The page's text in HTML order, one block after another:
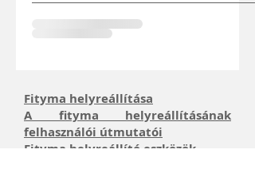
Fityma helyreállítása
A fityma helyreállításának
felhasználói útmutatói
Fityma helyreállító eszközök